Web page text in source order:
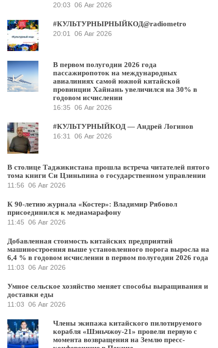
20:03 06 Авг 2026
#КУЛЬТУРНЫРНЫЙКОД@radiometro
20:01
06 Авг 2026
В первом полугодии 2026 года
пассажиропоток на международных
авиалиниях самой южной китайской
провинции Хайнань увеличился на 30% в
годовом исчислении
16:35 06 Авг 2026
#КУЛЬТУРНЫЙКОД — Андрей Логинов
16:31
06 Авг 2026
В столице Таджикистана прошла встреча читателей пятого
тома книги Си Цзиньпина о государственном управлении
11:56 06 Авг 2026
К 90-летию журнала «Костер»: Владимир Рябовол
присоединился к медиамарафону
11:45 06 Авг 2026
Добавленная стоимость китайских предприятий
машиностроения выше установленного порога выросла на
6,4 % в годовом исчислении в первом полугодии 2026 года
11:03 06 Авг 2026
Умное сельское хозяйство меняет способы выращивания и
доставки еды
11:03 06 Авг 2026
Члены экипажа китайского пилотируемого
корабля «Шэньчжоу-21» провели первую с
момента возвращения на Землю пресс-